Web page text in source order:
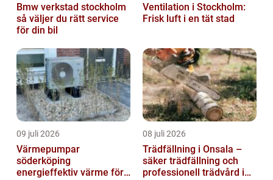
Bmw verkstad stockholm
så väljer du rätt service
för din bil
Ventilation i Stockholm:
Frisk luft i en tät stad
09 juli 2026
Värmepumpar
söderköping
energieffektiv värme för
08 juli 2026
Trädfällning i Onsala –
säker trädfällning och
professionell trädvård i